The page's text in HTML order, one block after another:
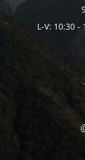
L-V: 10:30